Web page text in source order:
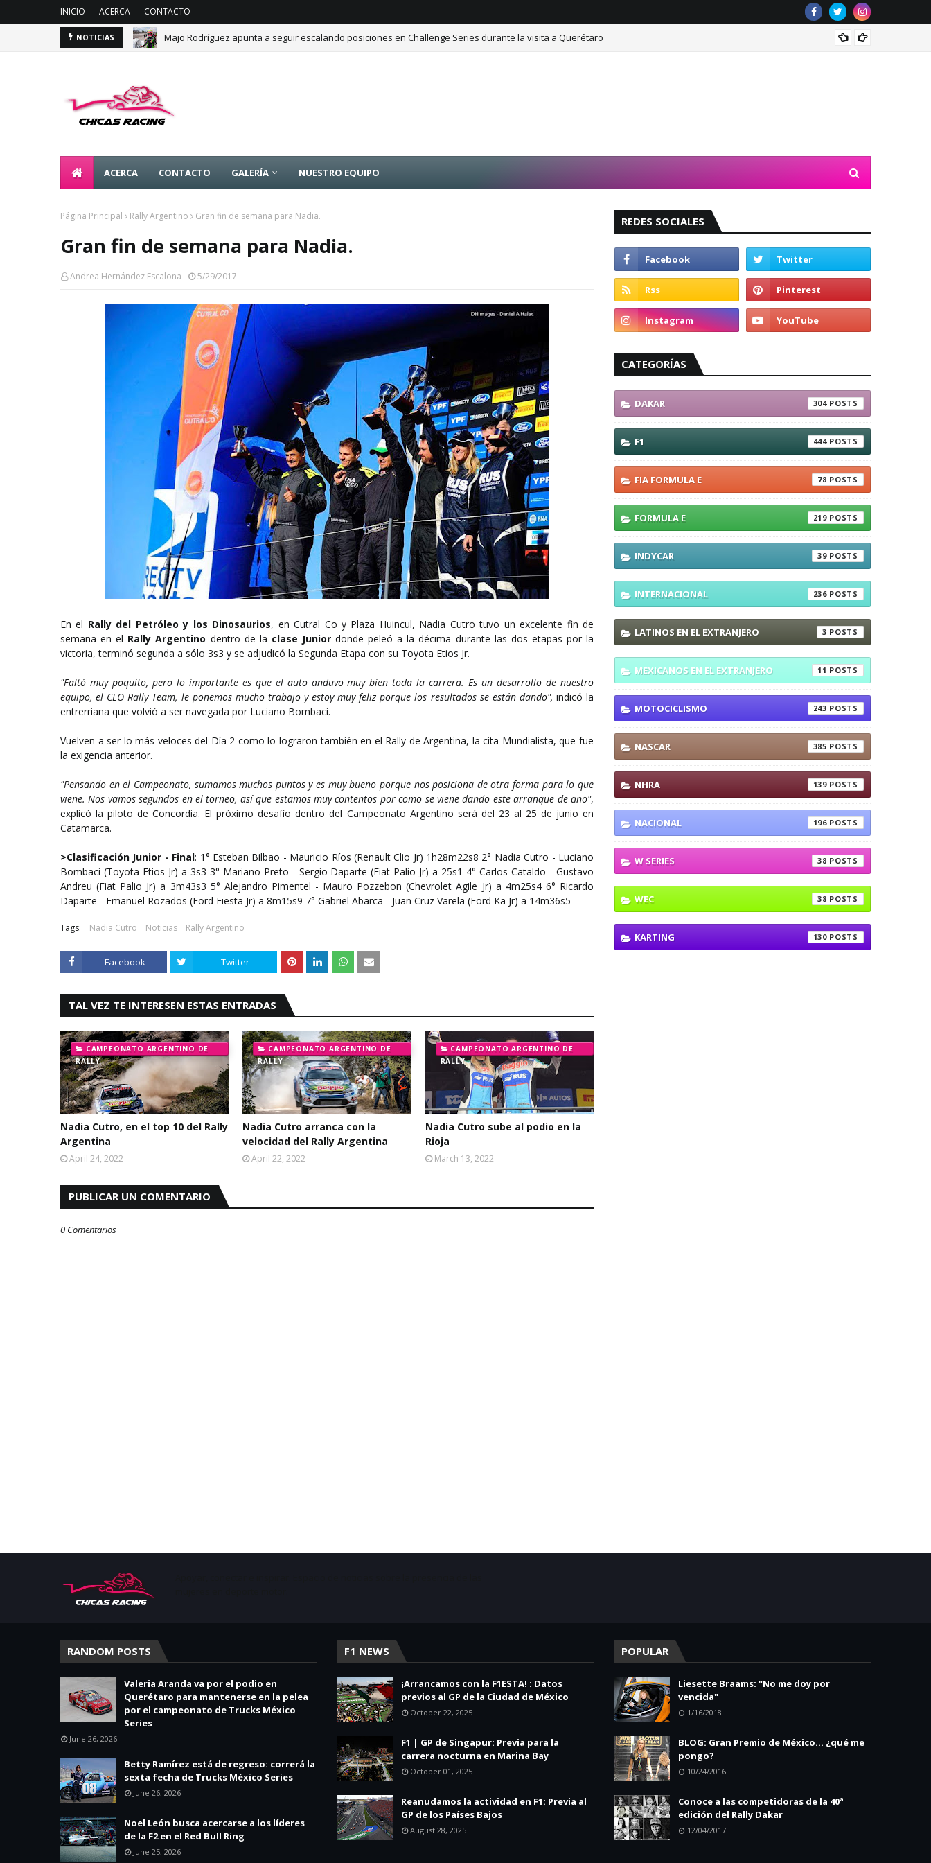
INICIO ACERCA CONTACTO
NOTICIAS Majo Rodríguez apunta a seguir escalando posiciones en Challenge Series durante la visita a Querétaro
ACERCA CONTACTO GALERÍA NUESTRO EQUIPO
Página Principal Rally Argentino Gran fin de semana para Nadia.
Gran fin de semana para Nadia.
Andrea Hernández Escalona 5/29/2017
En el Rally del Petróleo y los Dinosaurios, en Cutral Co y Plaza Huincul, Nadia Cutro tuvo un excelente fin de
semana en el Rally Argentino dentro de la clase Juniordonde peleó a la décima durante las dos etapas por la
victoria, terminó segunda a sólo 3s3 y se adjudicó la Segunda Etapa con su Toyota Etios Jr.
"Faltó muy poquito, pero lo importante es que el auto anduvo muy bien toda la carrera. Es un desarrollo de nuestro
equipo, el CEO Rally Team, le ponemos mucho trabajo y estoy muy feliz porque los resultados se están dando", indicó la
entrerriana que volvió a ser navegada por Luciano Bombaci.
Vuelven a ser lo más veloces del Día 2 como lo lograron también en el Rally de Argentina, la cita Mundialista, que fue
la exigencia anterior.
"Pensando en el Campeonato, sumamos muchos puntos y es muy bueno porque nos posiciona de otra forma para lo que
viene. Nos vamos segundos en el torneo, así que estamos muy contentos por como se viene dando este arranque de año",
explicó la piloto de Concordia. El próximo desafío dentro del Campeonato Argentino será del 23 al 25 de junio en
Catamarca.
>Clasificación Junior - Final: 1° Esteban Bilbao - Mauricio Ríos (Renault Clio Jr) 1h28m22s8 2° Nadia Cutro - Luciano
Bombaci (Toyota Etios Jr) a 3s3 3° Mariano Preto - Sergio Daparte (Fiat Palio Jr) a 25s1 4° Carlos Cataldo - Gustavo
Andreu (Fiat Palio Jr) a 3m43s3 5° Alejandro Pimentel - Mauro Pozzebon (Chevrolet Agile Jr) a 4m25s4 6° Ricardo
Daparte - Emanuel Rozados (Ford Fiesta Jr) a 8m15s9 7° Gabriel Abarca - Juan Cruz Varela (Ford Ka Jr) a 14m36s5
Tags: Nadia Cutro Noticias Rally Argentino
Facebook Twitter
TAL VEZ TE INTERESEN ESTAS ENTRADAS
CAMPEONATO ARGENTINO DE
RALLY
Nadia Cutro, en el top 10 del Rally
Argentina
April 24, 2022
CAMPEONATO ARGENTINO DE
RALLY
Nadia Cutro arranca con la
velocidad del Rally Argentina
April 22, 2022
CAMPEONATO ARGENTINO DE
RALLY
Nadia Cutro sube al podio en la
Rioja
March 13, 2022
PUBLICAR UN COMENTARIO
0 Comentarios
REDES SOCIALES
CATEGORÍAS
DAKAR 304
F1 444
FIA FORMULA E 78
FORMULA E 219
INDYCAR 39
INTERNACIONAL 236
LATINOS EN EL EXTRANJERO 3
MEXICANOS EN EL EXTRANJERO 11
MOTOCICLISMO 243
NASCAR 385
NHRA 139
NACIONAL 196
W SERIES 38
WEC 38
KARTING 130
RANDOM POSTS
Valeria Aranda va por el podio en
Querétaro para mantenerse en la pelea
por el campeonato de Trucks México
Series
June 26, 2026
Betty Ramírez está de regreso: correrá la
sexta fecha de Trucks México Series
June 26, 2026
Noel León busca acercarse a los líderes
de la F2 en el Red Bull Ring
June 25, 2026
F1 NEWS
¡Arrancamos con la F1ESTA! : Datos
previos al GP de la Ciudad de México
October 22, 2025
F1 | GP de Singapur: Previa para la
carrera nocturna en Marina Bay
October 01, 2025
Reanudamos la actividad en F1: Previa al
GP de los Países Bajos
August 28, 2025
POPULAR
Liesette Braams: "No me doy por
vencida"
1/16/2018
BLOG: Gran Premio de México... ¿qué me
pongo?
10/24/2016
Conoce a las competidoras de la 40ª
edición del Rally Dakar
12/04/2017